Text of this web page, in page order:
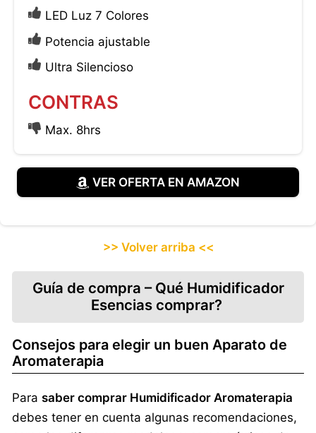
LED Luz 7 Colores
Potencia ajustable
Ultra Silencioso
CONTRAS
Max. 8hrs
VER OFERTA EN AMAZON
>> Volver arriba <<
Guía de compra – Qué Humidificador
Esencias comprar?
Consejos para elegir un buen Aparato de
Aromaterapia
Para saber comprar Humidificador Aromaterapia
debes tener en cuenta algunas recomendaciones,